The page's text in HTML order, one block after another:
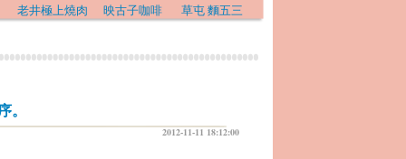
老井極上燒肉 映古子咖啡 草屯 麵五三
2012-11-11 18:12:00